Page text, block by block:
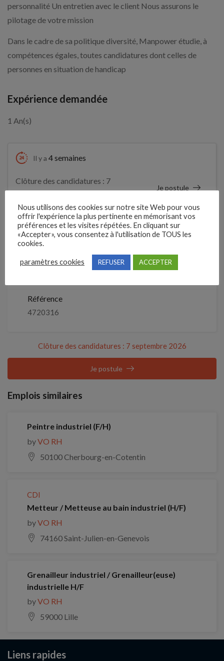
personnalité Un entretien avec le client Nous assurons le
pilotage de votre mission
Dans le cadre de sa politique diversité, Manpower étudie, à
compétences égales, toutes candidatures dont celles de
personnes en situation de handicap
Expérience demandée
1 An(s)
Il y a 4 semaines
Clôture des candidatures : 7
Je postule
Détails de l’offre
Entreprise qui propose l'emploi
Référence
4720316
Clôture des candidatures : 7 septembre 2026
Je postule
Emplois similaires
Peintre industriel (F/H)
byVO RH
50100 Cherbourg-en-Cotentin
CDI
Metteur / Metteuse au bain industriel (H/F)
byVO RH
74160 Saint-Julien-en-Genevois
Grenailleur industriel / Grenailleur(euse)
industrielle H/F
byVO RH
59000 Lille
Liens rapides
Nous utilisons des cookies sur notre site Web pour vous
offrir l'expérience la plus pertinente en mémorisant vos
préférences et les visites répétées. En cliquant sur
«Accepter», vous consentez à l'utilisation de TOUS les
cookies.
paramètres cookies REFUSER ACCEPTER